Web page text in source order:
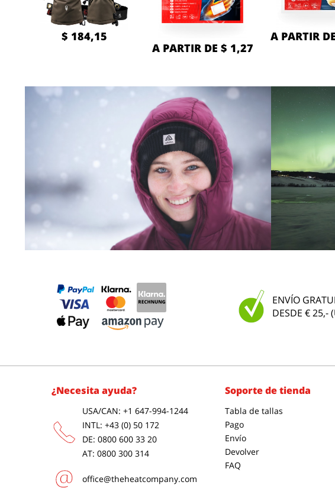
$ 184,15
A PARTIR DE $ 1,27
A PARTIR
ENVÍO
DESDE € 25,-
¿Necesita ayuda?
USA/CAN: +1 647-994-1244
INTL: +43 (0) 50 172
DE: 0800 600 33 20
AT: 0800 300 314
office@theheatcompany.com
Soporte de tienda
Tabla de tallas
Pago
Envío
Devolver
FAQ